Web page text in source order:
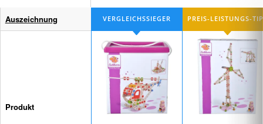
Auszeichnung
Produkt